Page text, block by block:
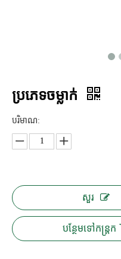
ប្រភេទចម្លាក់
បរិមាណ:
សួរ
បន្ថែមទៅកន្ត្រក